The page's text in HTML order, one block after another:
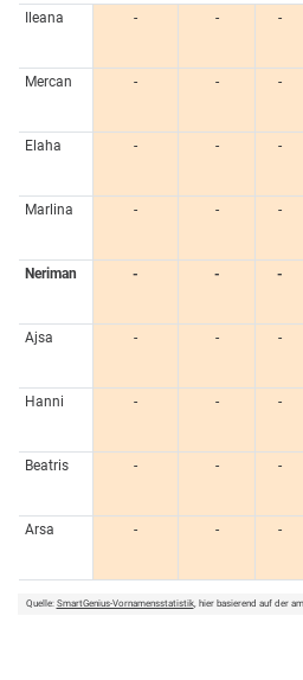
Ileana - - -
Mercan
- - -
Elaha
- - -
Marlina
- - -
Neriman
- - -
Ajsa
- - -
Hanni
- - -
Beatris
- - -
Arsa
- - -
Quelle: SmartGenius-Vornamensstatistik, hier basierend auf der